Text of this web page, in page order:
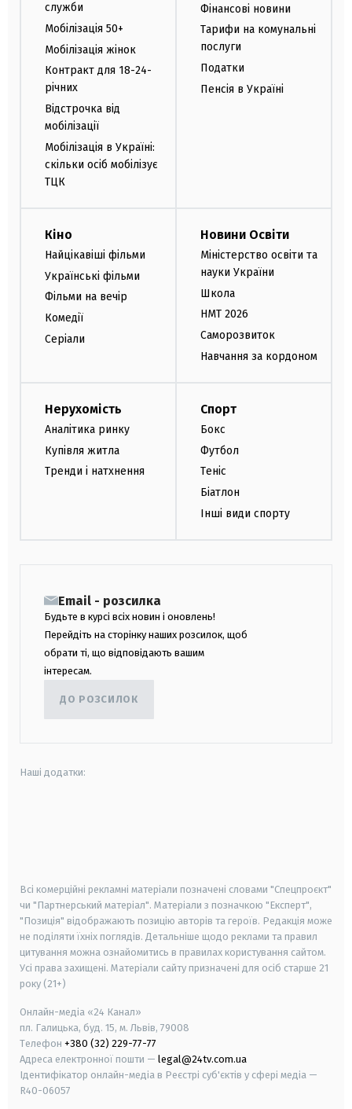
служби
Мобілізація 50+
Мобілізація жінок
Контракт для 18-24-
річних
Відстрочка від
мобілізації
Мобілізація в Україні:
скільки осіб мобілізує
ТЦК
Фінансові новини
Тарифи на комунальні
послуги
Податки
Пенсія в Україні
Кіно
Найцікавіші фільми
Українські фільми
Фільми на вечір
Комедії
Серіали
Новини Освіти
Міністерство освіти та
науки України
Школа
НМТ 2026
Саморозвиток
Навчання за кордоном
Нерухомість
Аналітика ринку
Купівля житла
Тренди і натхнення
Спорт
Бокс
Футбол
Теніс
Біатлон
Інші види спорту
Email - розсилка
Будьте в курсі всіх новин і оновлень!
Перейдіть на сторінку наших розсилок, щоб
обрати ті, що відповідають вашим
інтересам.
ДО РОЗСИЛОК
Наші додатки:
Всі комерційні рекламні матеріали позначені словами "Спецпроєкт"
чи "Партнерський матеріал". Матеріали з позначкою "Експерт",
"Позиція" відображають позицію авторів та героїв. Редакція може
не поділяти їхніх поглядів. Детальніше щодо реклами та правил
цитування можна ознайомитись в правилах користування сайтом.
Усі права захищені. Матеріали сайту призначені для осіб старше 21
року (21+)
Онлайн-медіа «24 Канал»
пл. Галицька, буд. 15, м. Львів, 79008
Телефон +380 (32) 229-77-77
Адреса електронної пошти — legal@24tv.com.ua
Ідентифікатор онлайн-медіа в Реєстрі суб'єктів у сфері медіа —
R40-06057